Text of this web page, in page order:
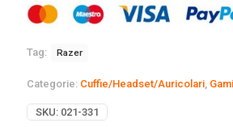
Tag: Razer
Categorie: Cuffie/Headset/Auricolari
SKU: 021-331